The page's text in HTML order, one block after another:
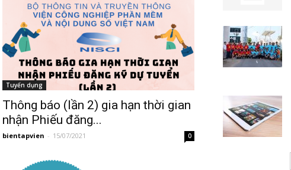
Tuyển dụng
Thông báo (lần 2) gia hạn thời gian
nhận Phiếu đăng...
bientapvien - 15/07/2021 0